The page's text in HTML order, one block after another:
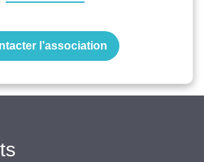
l’association